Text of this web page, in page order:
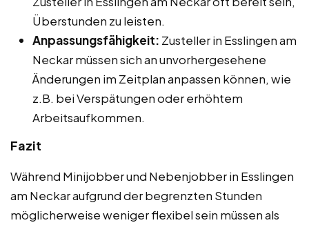
Überstunden zu leisten.
Anpassungsfähigkeit: Zusteller in Esslingen am
Neckar müssen sich an unvorhergesehene
Änderungen im Zeitplan anpassen können, wie
z.B. bei Verspätungen oder erhöhtem
Arbeitsaufkommen.
Fazit
Während Minijobber und Nebenjobber in Esslingen
am Neckar aufgrund der begrenzten Stunden
möglicherweise weniger flexibel sein müssen als